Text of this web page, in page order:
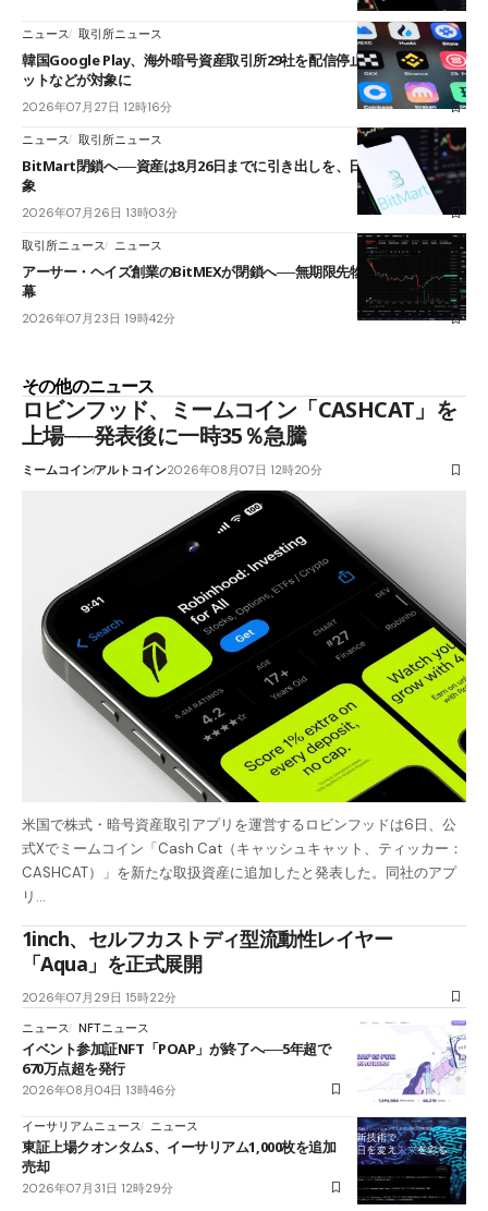
ニュース 取引所ニュース
韓国Google Play、海外暗号資産取引所29社を配信停止──OKXやバイビ
ットなどが対象に
2026年07月27日 12時16分
ニュース 取引所ニュース
BitMart閉鎖へ──資産は8月26日までに引き出しを、日本人利用者も対
象
2026年07月26日 13時03分
取引所ニュース ニュース
アーサー・ヘイズ創業のBitMEXが閉鎖へ──無期限先物を生んだ11年に
幕
2026年07月23日 19時42分
その他のニュース
ロビンフッド、ミームコイン「CASHCAT」を
上場──発表後に一時35％急騰
ミームコインアルトコイン2026年08月07日 12時20分
米国で株式・暗号資産取引アプリを運営するロビンフッドは6日、公
式Xでミームコイン「Cash Cat（キャッシュキャット、ティッカー：
CASHCAT）」を新たな取扱資産に追加したと発表した。同社のアプ
リ…
1inch、セルフカストディ型流動性レイヤー
「Aqua」を正式展開
2026年07月29日 15時22分
ニュース NFTニュース
イベント参加証NFT「POAP」が終了へ──5年超で
670万点超を発行
2026年08月04日 13時46分
イーサリアムニュース ニュース
東証上場クオンタムS、イーサリアム1,000枚を追加
売却
2026年07月31日 12時29分